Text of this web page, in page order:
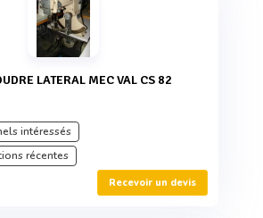
LATERAL MEC VAL CS 82
intéressés
récentes
Recevoir un devis